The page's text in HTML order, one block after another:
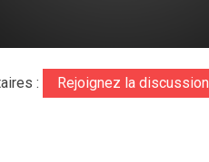
: Rejoignez la discussion